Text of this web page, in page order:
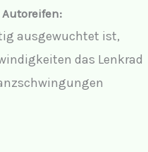
ausgewuchtet ist,
das Lenkrad